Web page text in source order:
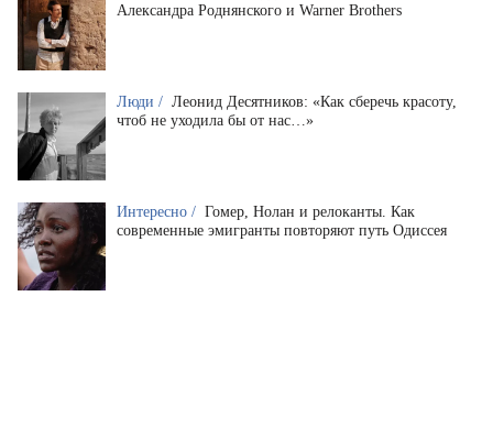
Александра Роднянского и Warner Brothers
Люди / Леонид Десятников: «Как сберечь красоту,
чтоб не уходила бы от нас…»
Интересно / Гомер, Нолан и релоканты. Как
современные эмигранты повторяют путь Одиссея